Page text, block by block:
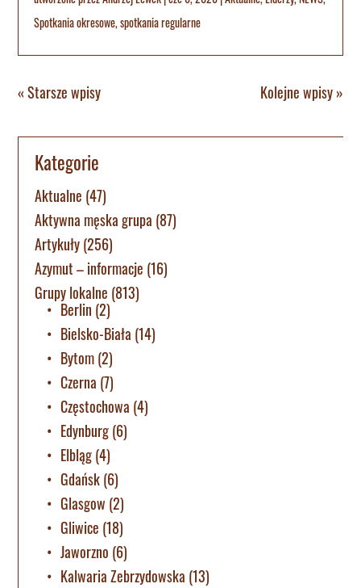
Spotkania okresowe,spotkania regularne
« Starsze wpisy Kolejne wpisy »
Kategorie
Aktualne (47)
Aktywna męska grupa (87)
Artykuły(256)
Azymut – informacje (16)
Grupy lokalne (813)
Berlin (2)
Bielsko-Biała (14)
Bytom(2)
Czerna (7)
Częstochowa (4)
Edynburg(6)
Elbląg(4)
Gdańsk(6)
Glasgow (2)
Gliwice (18)
Jaworzno (6)
Kalwaria Zebrzydowska (13)